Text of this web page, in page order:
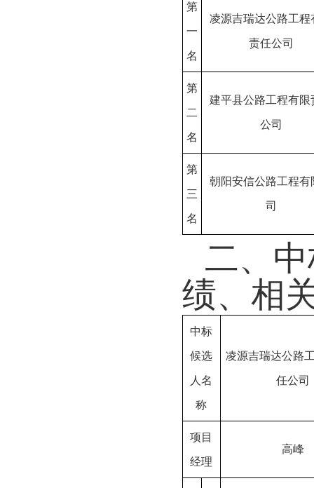
第
一
名
凌源吉瑞达公路工程
责任公司
第
二
名
建平县公路工程有限
公司
第
三
名
朝阳安信公路工程有
司
二、
绩、相
中标
候选
人名
称
凌源吉瑞达公路
任公司
项目
经理
高峰